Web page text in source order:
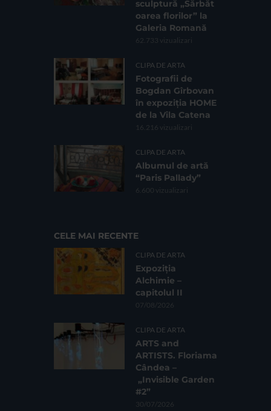
sculptură „Sărbăt
oarea florilor” la
Galeria Romană
62.733 vizualizari
CLIPA DE ARTA
Fotografii de
Bogdan Gîrbovan
în expoziția HOME
de la Vila Catena
16.216 vizualizari
CLIPA DE ARTA
Albumul de artă
“Paris Pallady”
6.600 vizualizari
CELE MAI RECENTE
CLIPA DE ARTA
Expoziția
Alchimie –
capitolul II
07/08/2026
CLIPA DE ARTA
ARTS and
ARTISTS. Floriama
Cândea –
„Invisible Garden
#2”
30/07/2026